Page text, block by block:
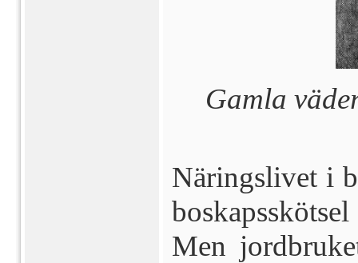
Gamla
Näringslivet i
Men